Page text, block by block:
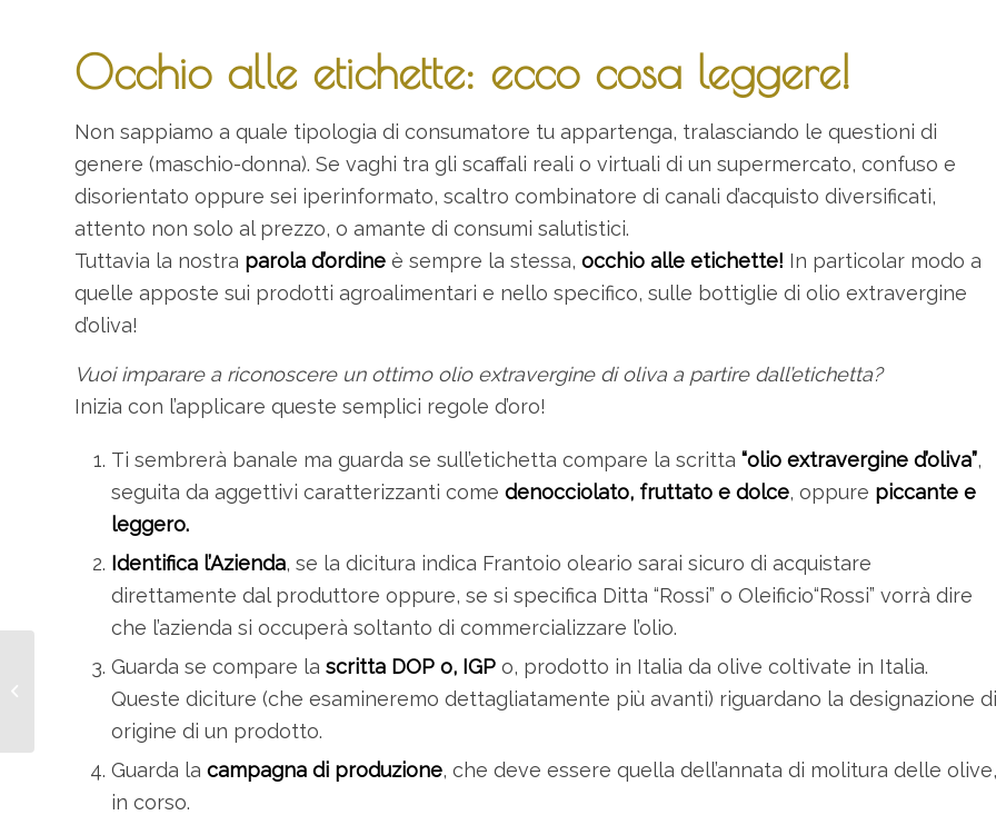
Occhio alle etichette: ecco cosa leggere!
Non sappiamo a quale tipologia di consumatore tu appartenga, tralasciando le questioni di
genere (maschio-donna). Se vaghi tra gli scaffali reali o virtuali di un supermercato, confuso e
disorientato oppure sei iperinformato, scaltro combinatore di canali d’acquisto diversificati,
attento non solo al prezzo, o amante di consumi salutistici.
Tuttavia la nostra parola d’ordine è sempre la stessa, occhio alle etichette! In particolar modo a
quelle apposte sui prodotti agroalimentari e nello specifico, sulle bottiglie di olio extravergine
d’oliva!
Vuoi imparare a riconoscere un ottimo olio extravergine di oliva a partire dall’etichetta?
Inizia con l’applicare queste semplici regole d’oro!
Ti sembrerà banale ma guarda se sull’etichetta compare la scritta “olio extravergine d’oliva”,
seguita da aggettivi caratterizzanti come denocciolato, fruttato e dolce, oppure piccante e
leggero.
Identifica l’Azienda, se la dicitura indica Frantoio oleario sarai sicuro di acquistare
direttamente dal produttore oppure, se si specifica Ditta “Rossi” o Oleificio“Rossi” vorrà dire
che l’azienda si occuperà soltanto di commercializzare l’olio.
Guarda se compare la scritta DOP o, IGP o, prodotto in Italia da olive coltivate in Italia.
Queste diciture (che esamineremo dettagliatamente più avanti) riguardano la designazione di
origine di un prodotto.
Guarda la campagna di produzione, che deve essere quella dell’annata di molitura delle olive,
in corso.
Qual è la differenza tra
olio monovarietale e